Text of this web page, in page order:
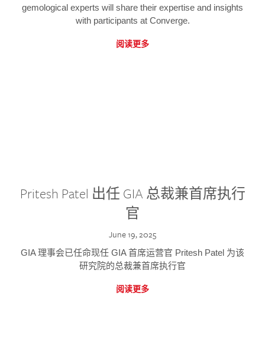
gemological experts will share their expertise and insights
with participants at Converge.
阅读更多
Pritesh Patel 出任 GIA 总裁兼首席执行
官
June 19, 2025
GIA 理事会已任命现任 GIA 首席运营官 Pritesh Patel 为该
研究院的总裁兼首席执行官
阅读更多